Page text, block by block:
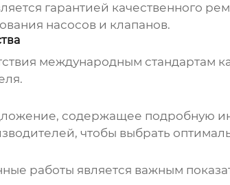
гарантией качественного
насосов и клапанов.
международным стандартам
.
содержащее подробную
, чтобы выбрать
работы является важным